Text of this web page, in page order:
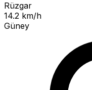
Rüzgar
14.2 km/h
Güney